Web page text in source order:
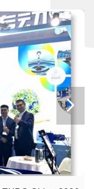
